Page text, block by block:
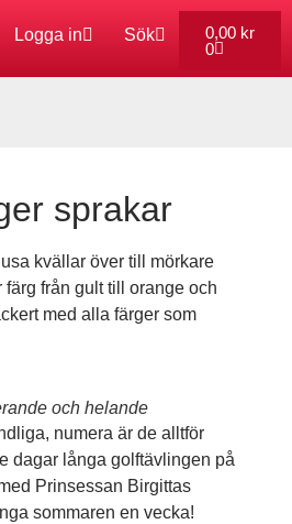
Logga in Sök 0,00 kr
0
sprakar
kvällar över till mörkare
färg från gult till orange och
med alla färger som
och helande
numera är de alltför
dagar långa golftävlingen på
Prinsessan Birgittas
sommaren en vecka!